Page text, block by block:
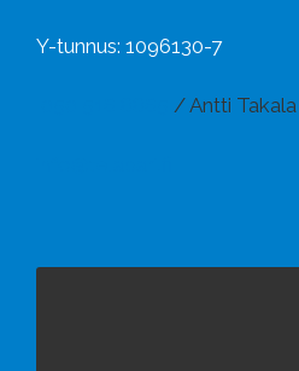
Y-tunnus: 1096130-7
/ Antti Takala